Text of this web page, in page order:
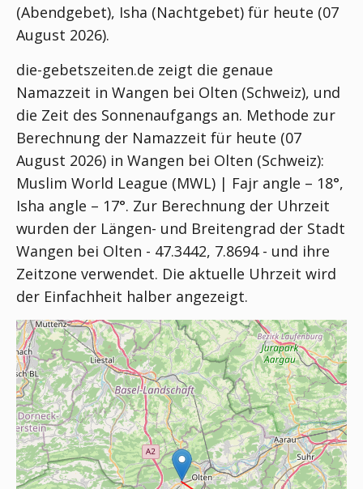
(Abendgebet), Isha (Nachtgebet) für heute (07
August 2026).
die-gebetszeiten.de zeigt die genaue
Namazzeit in Wangen bei Olten (Schweiz), und
die Zeit des Sonnenaufgangs an. Methode zur
Berechnung der Namazzeit für heute (07
August 2026) in Wangen bei Olten (Schweiz):
Muslim World League (MWL) | Fajr angle – 18°,
Isha angle – 17°. Zur Berechnung der Uhrzeit
wurden der Längen- und Breitengrad der Stadt
Wangen bei Olten - 47.3442, 7.8694 - und ihre
Zeitzone verwendet. Die aktuelle Uhrzeit wird
der Einfachheit halber angezeigt.